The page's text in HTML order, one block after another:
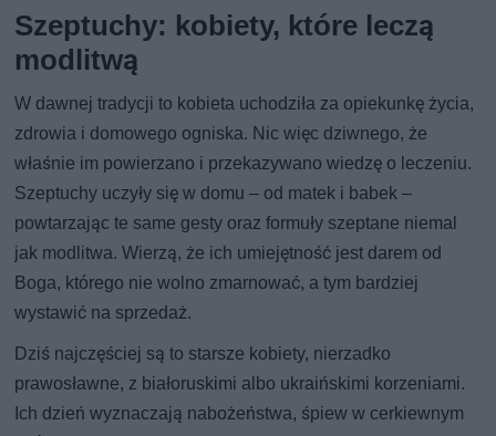
Szeptuchy: kobiety, które leczą
modlitwą
W dawnej tradycji to kobieta uchodziła za opiekunkę życia,
zdrowia i domowego ogniska. Nic więc dziwnego, że
właśnie im powierzano i przekazywano wiedzę o leczeniu.
Szeptuchy uczyły się w domu – od matek i babek –
powtarzając te same gesty oraz formuły szeptane niemal
jak modlitwa. Wierzą, że ich umiejętność jest darem od
Boga, którego nie wolno zmarnować, a tym bardziej
wystawić na sprzedaż.
Dziś najczęściej są to starsze kobiety, nierzadko
prawosławne, z białoruskimi albo ukraińskimi korzeniami.
Ich dzień wyznaczają nabożeństwa, śpiew w cerkiewnym